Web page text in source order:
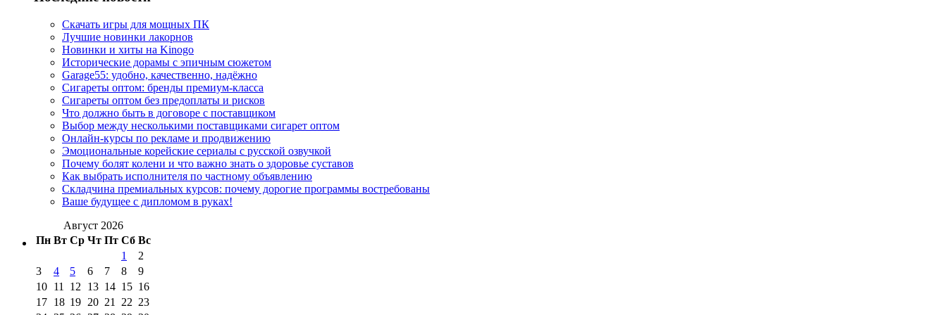
Скачать игры для мощных ПК
Лучшие новинки лакорнов
Новинки и хиты на Kinogo
Исторические дорамы с эпичным сюжетом
Garage55: удобно, качественно, надёжно
Сигареты оптом: бренды премиум-класса
Сигареты оптом без предоплаты и рисков
Что должно быть в договоре с поставщиком
Выбор между несколькими поставщиками сигарет оптом
Онлайн-курсы по рекламе и продвижению
Эмоциональные корейские сериалы с русской озвучкой
Почему болят колени и что важно знать о здоровье суставов
Как выбрать исполнителя по частному объявлению
Складчина премиальных курсов: почему дорогие программы востребованы
Ваше будущее с дипломом в руках!
Август 2026
Пн Вт Ср Чт Пт Сб Вс
1
2
3
4 5 6 7 8
9
10 11 12 13 14 15 16
17 18 19 20 21 22 23